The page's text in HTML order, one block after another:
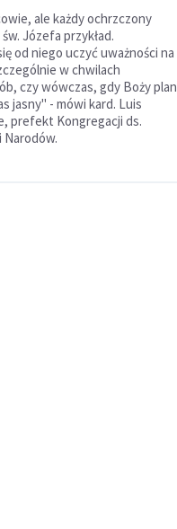
ale każdy ochrzczony
Józefa przykład.
od niego uczyć uważności na
w chwilach
czy wówczas, gdy Boży plan
jasny" - mówi kard. Luis
prefekt Kongregacji ds.
Narodów.